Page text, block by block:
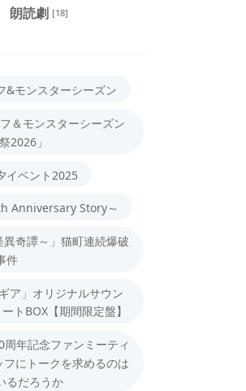
朗読劇 [18]
&モンスターシーズン
＆モンスターシーズン
2026」
イベント2025
Anniversary Story～
奇譚～」猫町連続爆破
件
ア」オリジナルサウン
トBOX【期間限定盤】
年記念ファンミーティ
にトークを求めるのは
るだろうか